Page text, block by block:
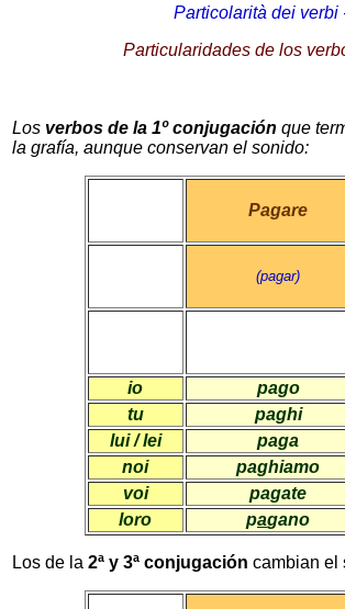
Particolarità dei verbi
Particularidades de los
Los verbos de la 1º conjugación que
la grafía, aunque conservan el sonido:
Pagare
(pagar)
io pago
tu
paghi
lui / lei
paga
noi
paghiamo
voi
pagate
loro
pagano
Los de la 2ª y 3ª conjugación cambian el